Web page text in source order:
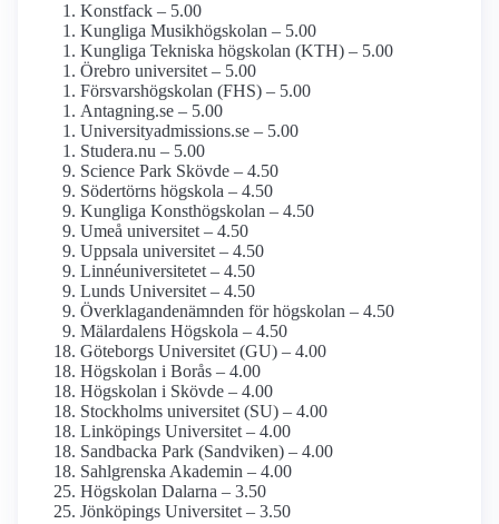
Konstfack – 5.00
Kungliga Musik­högskolan – 5.00
Kungliga Tekniska högskolan (KTH) – 5.00
Örebro universitet – 5.00
Försvars­högskolan (FHS) – 5.00
Antagning.se – 5.00
University­admissions.se – 5.00
Studera.nu – 5.00
Science Park Skövde – 4.50
Södertörns högskola – 4.50
Kungliga Konst­högskolan – 4.50
Umeå universitet – 4.50
Uppsala universitet – 4.50
Linné­universitetet – 4.50
Lunds Universitet – 4.50
Överklagande­nämnden för högskolan – 4.50
Mälardalens Högskola – 4.50
Göteborgs Universitet (GU) – 4.00
Högskolan i Borås – 4.00
Högskolan i Skövde – 4.00
Stockholms universitet (SU) – 4.00
Linköpings Universitet – 4.00
Sandbacka Park (Sandviken) – 4.00
Sahlgrenska Akademin – 4.00
Högskolan Dalarna – 3.50
Jönköpings Universitet – 3.50